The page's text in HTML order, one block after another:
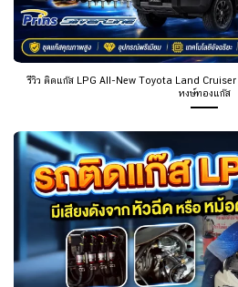
รีวิว ติดแก๊ส LPG All-New Toyota Land Cruiser
หงษ์ทองแก๊ส